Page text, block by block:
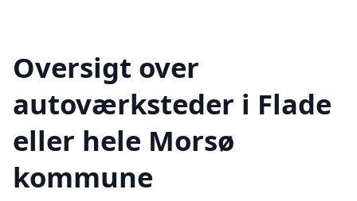
Oversigt over
autoværksteder i Flade
eller hele Morsø
kommune